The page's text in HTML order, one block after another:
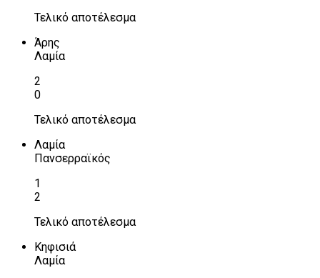
Τελικό αποτέλεσμα
Άρης
Λαμία
2
0
Τελικό αποτέλεσμα
Λαμία
Πανσερραϊκός
1
2
Τελικό αποτέλεσμα
Κηφισιά
Λαμία